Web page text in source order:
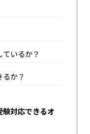
いるか？
か？
対応できるオ